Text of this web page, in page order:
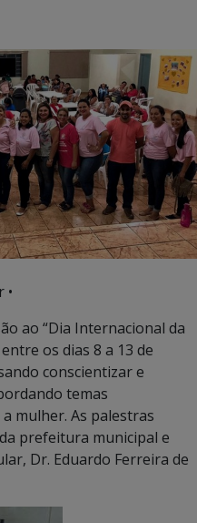
•
ao “Dia Internacional da
os dias 8 a 13 de
conscientizar e
temas
mulher. As palestras
prefeitura municipal e
Dr. Eduardo Ferreira de